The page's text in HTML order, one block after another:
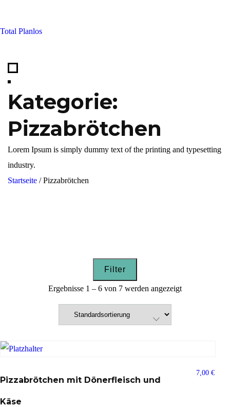
Total Planlos
Kategorie:
Pizzabrötchen
Lorem Ipsum is simply dummy text of the printing and typesetting
industry.
Startseite /Pizzabrötchen
Filter
Ergebnisse 1 – 6 von 7 werden angezeigt
Pizzabrötchen mit Dönerfleisch und
Käse
7,00 €